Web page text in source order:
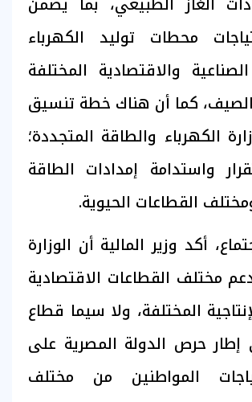
محطات توليد الكهرباء
والاقتصادية المختلفة
كما أن هناك خطة تنسيق
الكهرباء والطاقة المتجددة؛
واستدامة إمدادات الطاقة
القطاعات الحيوية.
أكد وزير المالية أن الوزارة
مختلف القطاعات الاقتصادية
المختلفة، ولا سيما قطاع
إطار حرص الدولة المصرية على
المواطنين من مختلف